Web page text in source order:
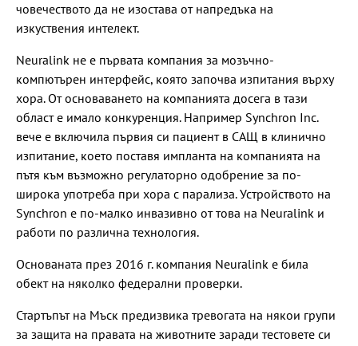
човечеството да не изостава от напредъка на
изкуствения интелект.
Neuralink не е първата компания за мозъчно-
компютърен интерфейс, която започва изпитания върху
хора. От основаването на компанията досега в тази
област е имало конкуренция. Например Synchron Inc.
вече е включила първия си пациент в САЩ в клинично
изпитание, което поставя импланта на компанията на
пътя към възможно регулаторно одобрение за по-
широка употреба при хора с парализа. Устройството на
Synchron е по-малко инвазивно от това на Neuralink и
работи по различна технология.
Основаната през 2016 г. компания Neuralink е била
обект на няколко федерални проверки.
Стартъпът на Мъск предизвика тревогата на някои групи
за защита на правата на животните заради тестовете си